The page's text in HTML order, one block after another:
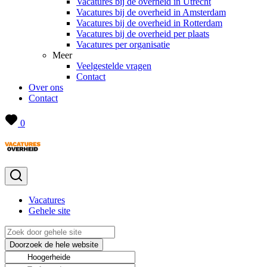
Vacatures bij de overheid in Amsterdam
Vacatures bij de overheid in Rotterdam
Vacatures bij de overheid per plaats
Vacatures per organisatie
Meer
Veelgestelde vragen
Contact
Over ons
Contact
0
Vacatures
Gehele site